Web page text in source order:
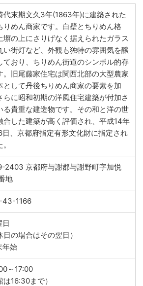
代末期文久3年(1863年)に建築された
りめん商家です。白壁とちりめん格
塀の上にさりげなく据えられたガラス
い街灯など、外観も独特の雰囲気を醸
ており、ちりめん街道のシンボル的存
。旧尾藤家住宅は関西北部の大型農家
として丹後ちりめん商家の要素を加
らに昭和初期の洋風住宅建築が付加さ
る貴重な建造物です。その和と洋の世
合した建築が高く評価され、平成14年
、京都府指定有形文化財に指定され
2403 京都府与謝郡与謝野町字加悦
地
43-1166
日の場合はその翌日）
始
～17:00
は16:30まで）